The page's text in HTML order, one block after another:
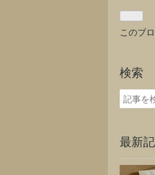
このブ
検索
最新